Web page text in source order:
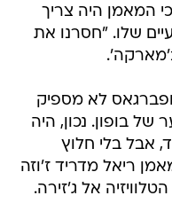
המאמן היה צריך
שלו. "חסרנו את
ופברגאס לא מספיק
של בופון. נכון, היה
אבל בלי חלוץ
ריאל מדריד ז'וזה
אל ג'זירה.